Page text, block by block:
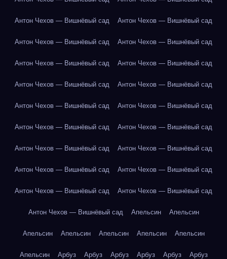
Антон Чехов — Вишнёвый сад Антон Чехов — Вишнёвый сад
Антон Чехов — Вишнёвый сад Антон Чехов — Вишнёвый сад
Антон Чехов — Вишнёвый сад Антон Чехов — Вишнёвый сад
Антон Чехов — Вишнёвый сад Антон Чехов — Вишнёвый сад
Антон Чехов — Вишнёвый сад Антон Чехов — Вишнёвый сад
Антон Чехов — Вишнёвый сад Антон Чехов — Вишнёвый сад
Антон Чехов — Вишнёвый сад Антон Чехов — Вишнёвый сад
Антон Чехов — Вишнёвый сад Антон Чехов — Вишнёвый сад
Антон Чехов — Вишнёвый сад Антон Чехов — Вишнёвый сад
Антон Чехов — Вишнёвый сад Апельсин Апельсин
Апельсин Апельсин Апельсин Апельсин Апельсин
Апельсин Арбуз Арбуз Арбуз Арбуз Арбуз Арбуз